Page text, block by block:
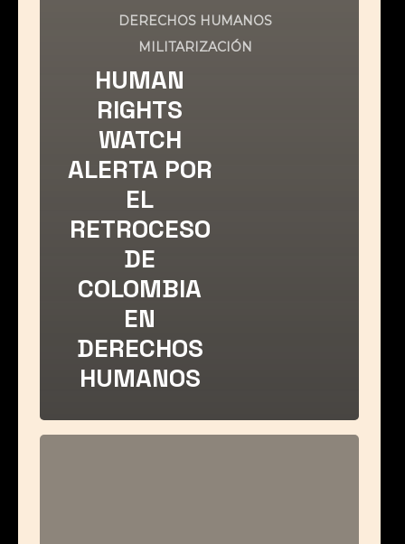
DERECHOS HUMANOS
MILITARIZACIÓN
HUMAN
RIGHTS
WATCH
ALERTA POR
EL
RETROCESO
DE
COLOMBIA
EN
DERECHOS
HUMANOS